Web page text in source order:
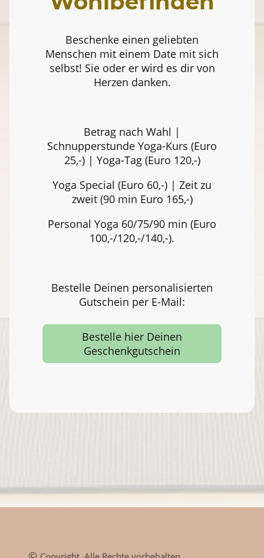
Beschenke einen geliebten
Menschen mit einem Date mit sich
selbst! Sie oder er wird es dir von
Herzen danken.
Betrag nach Wahl |
Schnupperstunde Yoga-Kurs (Euro
25,-) | Yoga-Tag (Euro 120,-)
Yoga Special (Euro 60,-) | Zeit zu
zweit (90 min Euro 165,-)
Personal Yoga 60/75/90 min (Euro
100,-/120,-/140,-).
Bestelle Deinen personalisierten
Gutschein per E-Mail:
Bestelle hier Deinen
Geschenkgutschein